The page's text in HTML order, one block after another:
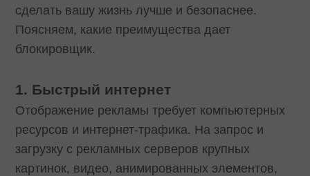
сделать вашу жизнь лучше и безопаснее.
Поясняем, какие преимущества дает
блокировщик.
1. Быстрый интернет
Отображение рекламы требует компьютерных
ресурсов и интернет-трафика. На запрос и
загрузку с рекламных серверов крупных
картинок, видео, анимированных элементов,